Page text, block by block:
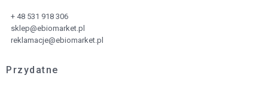
+ 48 531 918 306
sklep@ebiomarket.pl
reklamacje@ebiomarket.pl
Przydatne